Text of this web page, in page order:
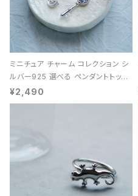
ミニチュア チャーム コレクション シ
ルバー925 選べる ペンダントトップ
レディース ユニセックス
¥2,490